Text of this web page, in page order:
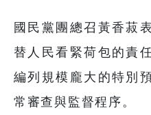
國民黨團總召黃香菽
替人民看緊荷包的責
編列規模龐大的特別
常審查與監督程序。